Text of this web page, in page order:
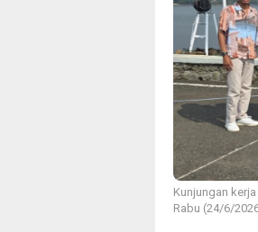
Kunjungan
Rabu (24/6/